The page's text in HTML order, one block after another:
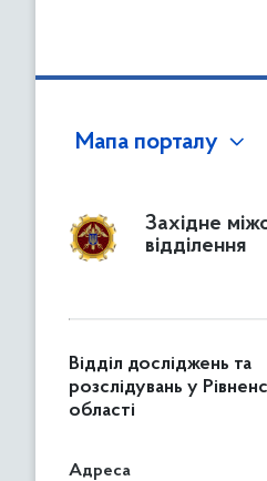
Мапа порталу
Західне
відділення
Відділ досліджень та
розслідувань у
області
Адреса